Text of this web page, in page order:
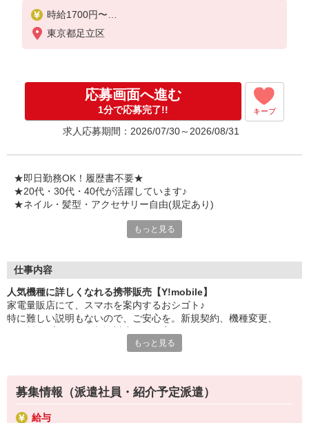
時給1700円〜
※残業代支給
★交通費別途支給（規定あり）
入社祝い金10万円支給(規定有)
お友達を紹介頂くと,
インセンティブ支給(規定有)
゜・。○。・゜+゜・。○。・゜+゜
東京都足立区
応募画面へ進む
1分で応募完了!! キープ
求人応募期間：2026/07/30～2026/08/31
★即日勤務OK！履歴書不要★
★20代・30代・40代が活躍しています♪
★ネイル・髪型・アクセサリー自由(規定あり)
シエロのスタッフは9割が未経験スタート。
ずっと先まで役に立ちます！
丁寧な研修もあるので、
みなさんから働きやすいと好評です♪
最新アプリ事情やお得なプラン、
スマホの裏ワザを学べるチャンス♪
￣￣￣￣￣￣￣￣￣￣￣
▼オフィスワーク
事務、経理、データ入力、コールセンター、受付
▼工場・製造・軽作業系
もっと見る
仕事内容
人気機種に詳しくなれる携帯販売【Y!mobile】
家電量販店にて、スマホを案内するおシゴト♪
特に難しい説明もないので、ご安心を。新規契約、機種変更、
満足度◎
■携帯やインターネット販売業務
もっと見る
募集情報（派遣社員・紹介予定派遣）
給与